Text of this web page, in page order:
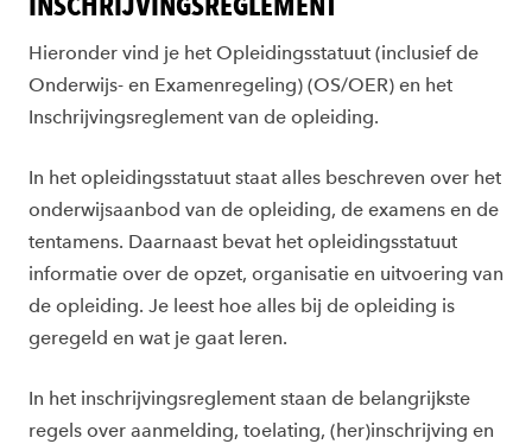
Hieronder vind je het Opleidingsstatuut (inclusief de
Onderwijs- en Examenregeling) (OS/OER) en het
Inschrijvingsreglement van de opleiding.
In het opleidingsstatuut staat alles beschreven over het
onderwijsaanbod van de opleiding, de examens en de
tentamens. Daarnaast bevat het opleidingsstatuut
informatie over de opzet, organisatie en uitvoering van
de opleiding. Je leest hoe alles bij de opleiding is
geregeld en wat je gaat leren.
In het inschrijvingsreglement staan de belangrijkste
regels over aanmelding, toelating, (her)inschrijving en